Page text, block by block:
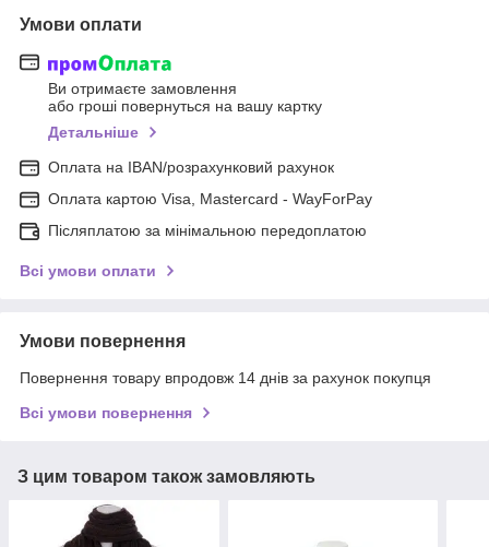
Умови оплати
Ви отримаєте замовлення
або гроші повернуться на вашу картку
Детальніше
Оплата на IBAN/розрахунковий рахунок
Оплата картою Visa, Mastercard - WayForPay
Післяплатою за мінімальною передоплатою
Всі умови оплати
Умови повернення
Повернення товару впродовж 14 днів за рахунок покупця
Всі умови повернення
З цим товаром також замовляють